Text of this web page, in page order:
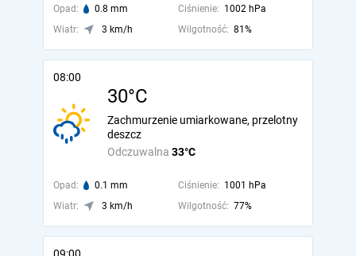
Opad: 0.8 mm Ciśnienie: 1002 hPa
Wiatr:
3 km/h Wilgotność: 81%
08:00
30°C
Odczuwalna 33°C
Zachmurzenie umiarkowane, przelotny
deszcz
Opad: 0.1 mm Ciśnienie: 1001 hPa
Wiatr:
3 km/h Wilgotność: 77%